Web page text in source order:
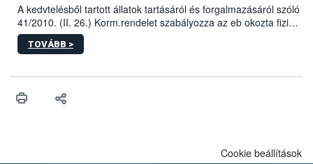
A kedvtelésből tartott állatok tartásáról és forgalmazásáról szóló
41/2010. (II. 26.) Korm.rendelet szabályozza az eb okozta fizikai
sérülés, illetve ennek veszélye keletkezésekor felmerülő
hatósági feladatokat, valamint a veszélyes eb tartását és annak
vonni az ebek viselkedésének megítélésében jártas szakértőt.
TOVÁBB >
Cookie beállítások